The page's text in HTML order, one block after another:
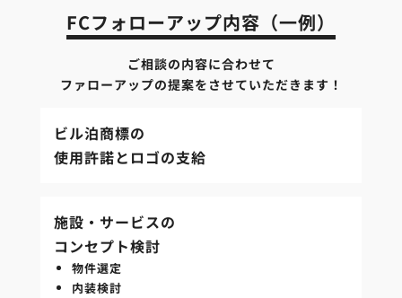
FCフォローアップ内容（一例）
ご相談の内容に合わせて
ファローアップの提案をさせていただきます！
ビル泊商標の
使用許諾とロゴの支給
施設・サービスの
コンセプト検討
物件選定
内装検討